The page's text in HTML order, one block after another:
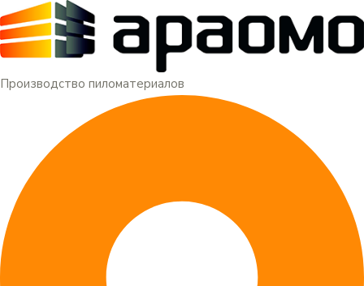
Производство пиломатериалов
Меню
Перейти
к
содержимому